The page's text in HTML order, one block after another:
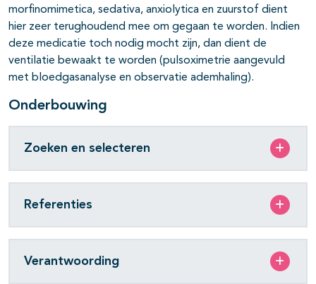
morfinomimetica, sedativa, anxiolytica en zuurstof dient
hier zeer terughoudend mee om gegaan te worden. Indien
deze medicatie toch nodig mocht zijn, dan dient de
ventilatie bewaakt te worden (pulsoximetrie aangevuld
met bloedgasanalyse en observatie ademhaling).
Onderbouwing
Zoeken en selecteren
Referenties
Verantwoording